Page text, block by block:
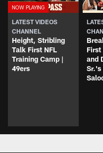
LATEST VIDEOS
CHANNEL
Height, Stribling
Talk First NFL
Training Camp |
49ers
First
and
Sr.'s